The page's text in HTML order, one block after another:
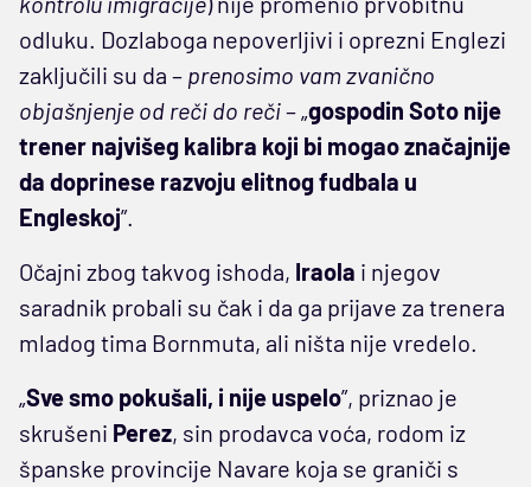
odluku. Dozlaboga nepoverljivi i oprezni Englezi
zaključili su da – prenosimo vam zvanično
objašnjenje od reči do reči– „gospodin Soto nije
trener najvišeg kalibra koji bi mogao značajnije
da doprinese razvoju elitnog fudbala u
Engleskoj”.
Očajni zbog takvog ishoda, Iraola i njegov
saradnik probali su čak i da ga prijave za trenera
mladog tima Bornmuta, ali ništa nije vredelo.
„Sve smo pokušali, i nije uspelo”, priznao je
skrušeni Perez, sin prodavca voća, rodom iz
španske provincije Navare koja se graniči s